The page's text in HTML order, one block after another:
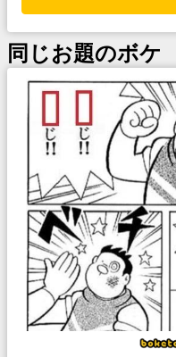
同じお題のボケ